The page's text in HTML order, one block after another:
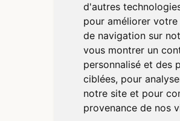
d'autres
pour améliorer votre
de navigation sur
vous montrer un
personnalisé et des
ciblées, pour
notre site et pour
provenance de nos
Mentions légales
CGV
Données personnelles
Cookies
Préférences Cookies